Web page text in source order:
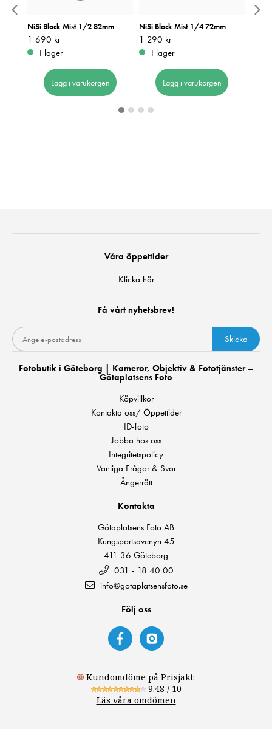
NiSi Black Mist 1/2 82mm
Pris:1 690 kr
1 690 kr
I lager
Lägg i varukorgen
NiSi Black Mist 1/4 72mm
Pris:1 290 kr
1 290 kr
I lager
Lägg i varukorgen
Våra öppettider
Klicka här
Få vårt nyhetsbrev!
Skicka
Fotobutik i Göteborg | Kameror, Objektiv & Fototjänster –
Götaplatsens Foto
Köpvillkor
Kontakta oss/ Öppettider
ID-foto
Jobba hos oss
Integritetspolicy
Vanliga Frågor & Svar
Ångerrätt
Kontakta
Götaplatsens Foto AB
Kungsportsavenyn 45
411 36 Göteborg
031 - 18 40 00
info@gotaplatsensfoto.se
Följ oss